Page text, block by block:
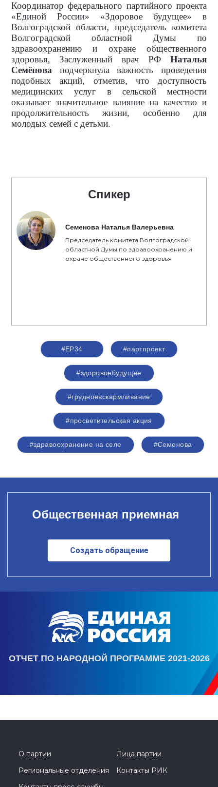
Координатор федерального партийного проекта
«Единой России» «Здоровое будущее» в
Волгоградской области, председатель комитета
Волгоградской областной Думы по
здравоохранению и охране общественного
здоровья, Заслуженный врач РФ Наталья
Семёнова подчеркнула важность проведения
подобных акций, отметив, что доступность
медицинских услуг в сельской местности
оказывает значительное влияние на качество и
продолжительность жизни, особенно для
молодых семей с детьми.
Спикер
Семенова Наталья Валерьевна
Председатель комитета Волгоградской
областной Думы по здравоохранению и
охране общественного здоровья
#ЕР34 #партпроект
#здоровоебудущее
#грудноевскармливание
#просветительская акция
#здравоохранение на селе #Семенова
Общественная приемная
Создать обращение
ОТЧЕТ ПО НАРОДНОЙ ПРОГРАММЕ 2021-2026
О партии
Лица партии
Региональные отделения
Контакты РИК